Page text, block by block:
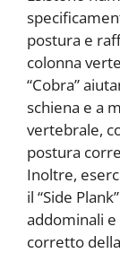
postura e
colonna
“Cobra”
schiena e a
vertebrale,
postura
Inoltre,
il “Side
addominali
corretto